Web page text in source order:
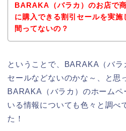
BARAKA（バラカ）のお店で
に購入できる割引セールを実施
間ってないの？
ということで、BARAKA（バラ
セールなどないのかな～、と思
BARAKA（バラカ）のホームペ
いる情報についても色々と調べ
た！